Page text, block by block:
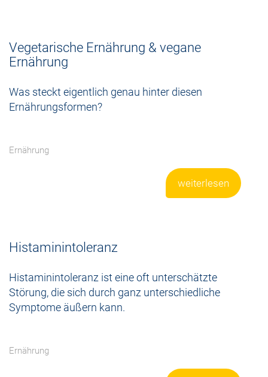
Vegetarische Ernährung & vegane
Ernährung
Was steckt eigentlich genau hinter diesen
Ernährungsformen?
Ernährung
weiterlesen
Histaminintoleranz
Histaminintoleranz ist eine oft unterschätzte
Störung, die sich durch ganz unterschiedliche
Symptome äußern kann.
Ernährung